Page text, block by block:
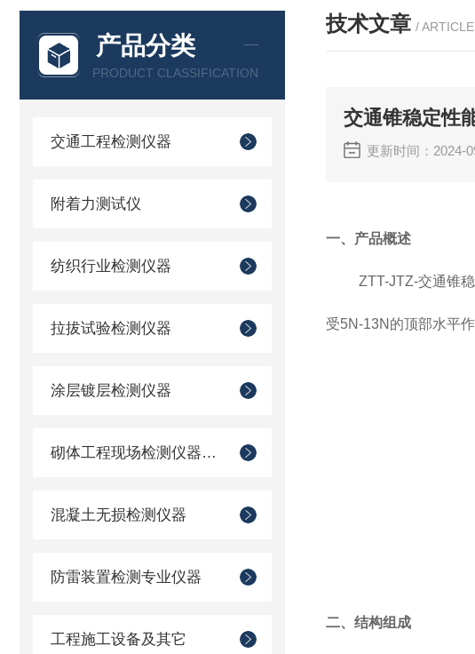
产品分类
PRODUCT CLASSIFICATION
交通工程检测仪器
附着力测试仪
纺织行业检测仪器
拉拔试验检测仪器
涂层镀层检测仪器
砌体工程现场检测仪器仪表
混凝土无损检测仪器
防雷装置检测专业仪器
工程施工设备及其它
技术文章 / ARTICLE
交通锥稳定性
更新时间：
一、 产品概述
ZTT-JTZ-交通锥
受5N-13N的顶部水平
二、结构组成